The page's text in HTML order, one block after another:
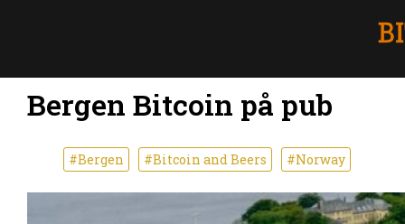
Bergen Bitcoin på pub
#Bergen #Bitcoin and Beers #Norway